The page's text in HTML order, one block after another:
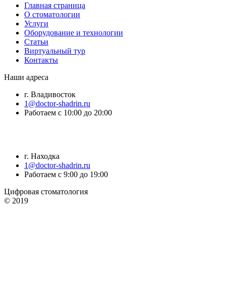
Главная страница
О стоматологии
Услуги
Оборудование и технологии
Статьи
Виртуальный тур
Контакты
Наши адреса
г. Владивосток
1@doctor-shadrin.ru
Работаем с 10:00 до 20:00
г. Находка
1@doctor-shadrin.ru
Работаем с 9:00 до 19:00
Цифровая стоматология
© 2019